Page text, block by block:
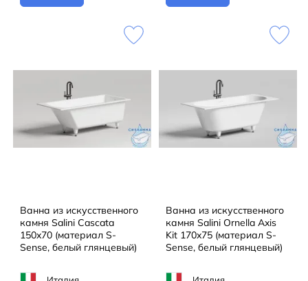
Ванна из искусственного
камня Salini Cascata
150x70 (материал S-
Sense, белый глянцевый)
Ванна из искусственного
камня Salini Ornella Axis
Kit 170x75 (материал S-
Sense, белый глянцевый)